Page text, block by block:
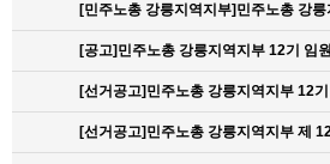
[민주노총 강릉지역지부]민주노총 강
[공고]민주노총 강릉지역지부 12기 임
[선거공고]민주노총 강릉지역지부 12
[선거공고]민주노총 강릉지역지부 제